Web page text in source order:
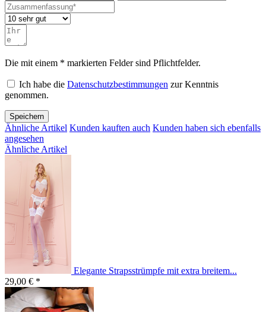
Die mit einem * markierten Felder sind Pflichtfelder.
Ich habe die Datenschutzbestimmungen zur Kenntnis
genommen.
Speichern
Ähnliche Artikel Kunden kauften auch Kunden haben sich ebenfalls
angesehen
Ähnliche Artikel
Elegante Strapsstrümpfe mit extra breitem...
29,00 € *